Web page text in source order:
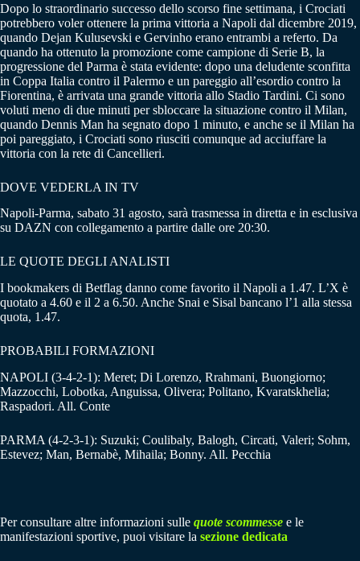
Dopo lo straordinario successo dello scorso fine settimana, i Crociati
potrebbero voler ottenere la prima vittoria a Napoli dal dicembre 2019,
quando Dejan Kulusevski e Gervinho erano entrambi a referto. Da
quando ha ottenuto la promozione come campione di Serie B, la
progressione del Parma è stata evidente: dopo una deludente sconfitta
in Coppa Italia contro il Palermo e un pareggio all’esordio contro la
Fiorentina, è arrivata una grande vittoria allo Stadio Tardini. Ci sono
voluti meno di due minuti per sbloccare la situazione contro il Milan,
quando Dennis Man ha segnato dopo 1 minuto, e anche se il Milan ha
poi pareggiato, i Crociati sono riusciti comunque ad acciuffare la
vittoria con la rete di Cancellieri.
DOVE VEDERLA IN TV
Napoli-Parma, sabato 31 agosto, sarà trasmessa in diretta e in esclusiva
su DAZN con collegamento a partire dalle ore 20:30.
LE QUOTE DEGLI ANALISTI
I bookmakers di Betflag danno come favorito il Napoli a 1.47. L’X è
quotato a 4.60 e il 2 a 6.50. Anche Snai e Sisal bancano l’1 alla stessa
quota, 1.47.
PROBABILI FORMAZIONI
NAPOLI (3-4-2-1): Meret; Di Lorenzo, Rrahmani, Buongiorno;
Mazzocchi, Lobotka, Anguissa, Olivera; Politano, Kvaratskhelia;
Raspadori. All. Conte
PARMA (4-2-3-1): Suzuki; Coulibaly, Balogh, Circati, Valeri; Sohm,
Estevez; Man, Bernabè, Mihaila; Bonny. All. Pecchia
Per consultare altre informazioni sulle quote scommesse e le
manifestazioni sportive, puoi visitare la sezione dedicata